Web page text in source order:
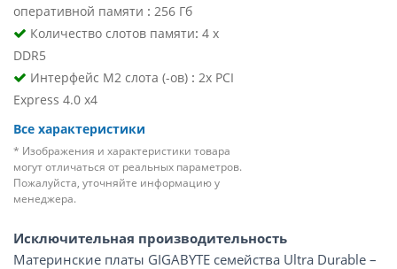
оперативной памяти : 256 Гб
Количество слотов памяти: 4 x
DDR5
Интерфейс М2 слота (-ов) : 2x PCI
Express 4.0 х4
Все характеристики
* Изображения и характеристики товара
могут отличаться от реальных параметров.
Пожалуйста, уточняйте информацию у
менеджера.
Исключительная производительность
Материнские платы GIGABYTE семейства Ultra Durable –